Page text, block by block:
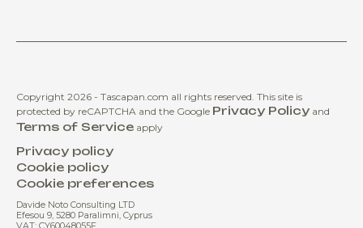
Copyright 2026 - Tascapan.com all rights reserved. This site is
protected by reCAPTCHA and the Google Privacy Policy and
Terms of Service apply
Privacy policy
Cookie policy
Cookie preferences
Davide Noto Consulting LTD
Efesou 9, 5280 Paralimni, Cyprus
VAT: CY60048055F